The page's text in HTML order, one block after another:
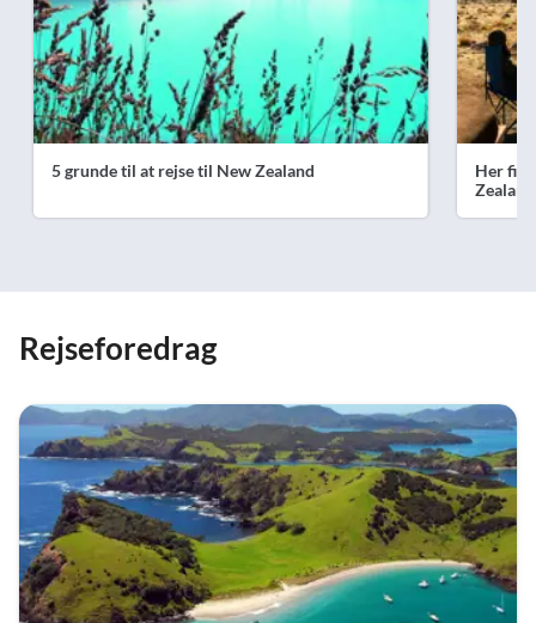
5 grunde til at rejse til New Zealand
Her
Zealand
Rejseforedrag